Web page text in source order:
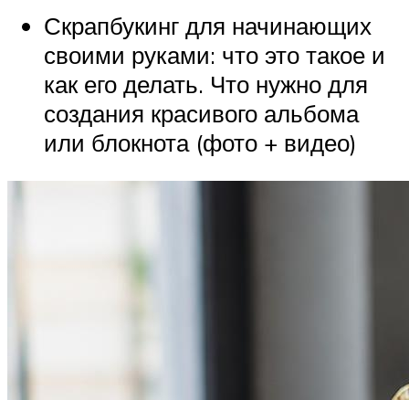
Скрапбукинг для начинающих
своими руками: что это такое и
как его делать. Что нужно для
создания красивого альбома
или блокнота (фото + видео)